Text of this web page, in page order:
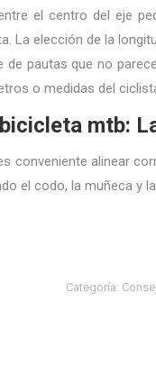
el centro del eje
La elección de la
pautas que no
o medidas del
mtb:
conveniente alinear
el codo, la muñeca
Categoría: